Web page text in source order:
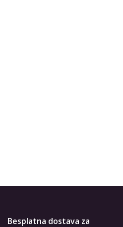
Besplatna dostava za